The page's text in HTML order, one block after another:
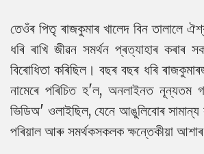
তেওঁৰ পিতৃ ৰাজকুমাৰ খালেদ বিন তালালে
ধৰি ৰাখি জীৱন সমৰ্থন প্ৰত্যাহাৰ কৰাৰ
বিৰোধিতা কৰিছিল। বছৰ বছৰ ধৰি
নামেৰে পৰিচিত হ'ল, অনলাইনত নূন্যতম
ভিডিঅ' ওলাইছিল, যেনে আঙুলিবোৰ সামান্য
পৰিয়াল আৰু সমৰ্থকসকলক ক্ষন্তেকীয়া আশাৰ